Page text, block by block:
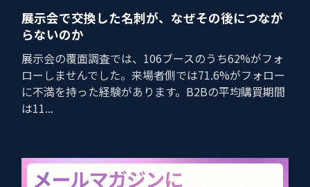
展示会で交換した名刺が、なぜその後につなが
らないのか
展示会の覆面調査では、106ブースのうち62%がフォ
ローしませんでした。来場者側では71.6%がフォロー
に不満を持った経験があります。B2Bの平均購買期間
は11...